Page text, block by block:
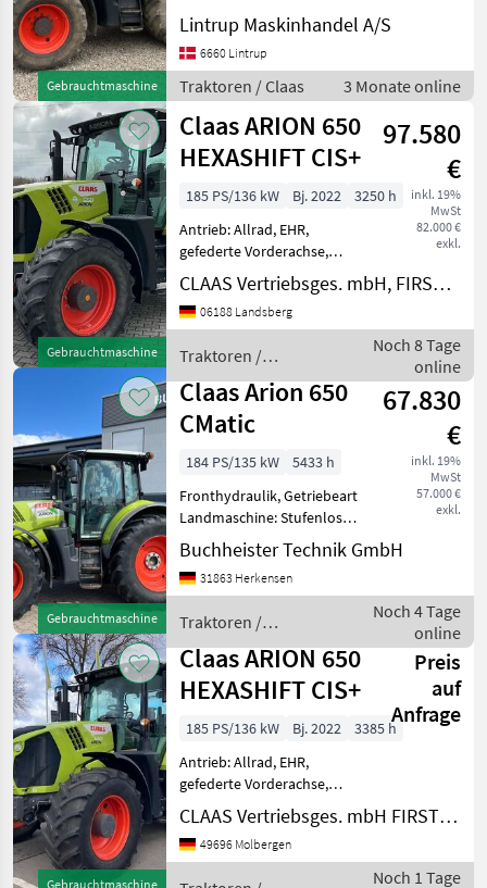
Gebrauchtmaschine
Hexashift Zu verkaufen:
Jetzt zu verkaufen Claas
Arion 650, erstmals am
28.08.2014 zugelassen;
Lintrup Maskinhandel A/S
6660 Lintrup
Traktoren / Claas 3 Monate online
Gebrauchtmaschine
Claas ARION 650
HEXASHIFT CIS+
97.580
€
inkl. 19%
MwSt
82.000 €
exkl.
185 PS/136 kW Bj. 2022
3250 h
Antrieb: Allrad, EHR,
gefederte Vorderachse,
Getriebeart Landmaschine:
Lastschaltgetriebe,
Plattform: Kabine,
Zapfwellendrehzahl: 540
1000 1000 E 540 540 E Al
CLAAS Vertriebsges. mbH, FIRST CLAAS USED Center Landsberg
06188 Landsberg
Traktoren /
Claas
Noch 8 Tage
online
Gebrauchtmaschine
Claas Arion 650
CMatic
67.830
€
inkl. 19%
MwSt
57.000 €
exkl.
184 PS/135 kW
5433 h
Fronthydraulik, Getriebeart
Landmaschine: Stufenloses
Getriebe, gefederte
Vorderachse, Luftsitz, EHR,
Antrieb: Allrad,
Zapfwellendrehzahl:
540/540E/1000/1000E,
Buchheister Technik GmbH
31863 Herkensen
Traktoren /
Claas
Noch 4 Tage
online
Gebrauchtmaschine
Claas ARION 650
HEXASHIFT CIS+
Preis
auf
Anfrage
185 PS/136 kW Bj. 2022
3385 h
Antrieb: Allrad, EHR,
gefederte Vorderachse,
Plattform: Kabine,
Klimaanlage 1000 1000 E
540 540 E Allrad
CLAAS Vertriebsges. mbH FIRST CLAAS USED Center Molbergen
49696 Molbergen
Noch 1 Tage